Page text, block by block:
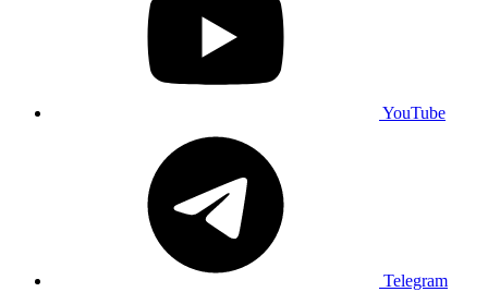
YouTube
Telegram